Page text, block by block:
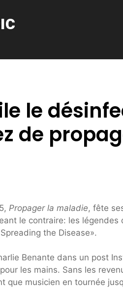
le
de
Propager la maladie, fête
le contraire: les
the Disease».
Benante dans un post
les mains. Sans les
que musicien en tournée